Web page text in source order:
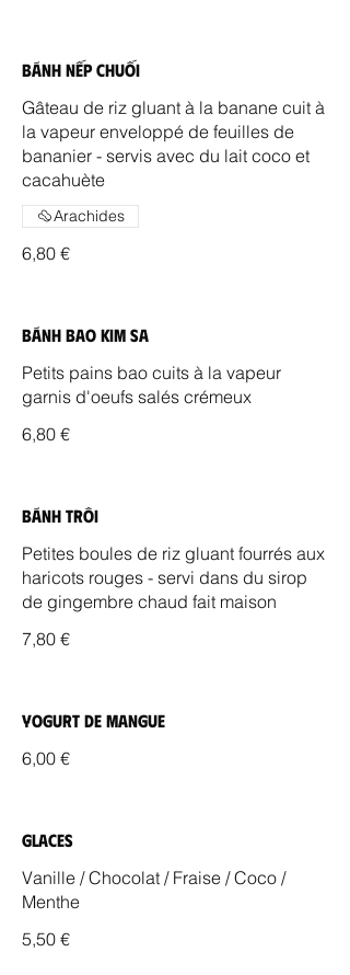
Bánh Nếp Chuối
Gâteau de riz gluant à la banane cuit à
la vapeur enveloppé de feuilles de
bananier - servis avec du lait coco et
cacahuète
6,80 €
Arachides
Bánh Bao Kim Sa
Petits pains bao cuits à la vapeur
garnis d'oeufs salés crémeux
6,80 €
Bánh Trôi
Petites boules de riz gluant fourrés aux
haricots rouges - servi dans du sirop
de gingembre chaud fait maison
7,80 €
Yogurt de Mangue
6,00 €
Glaces
Vanille / Chocolat / Fraise / Coco /
Menthe
5,50 €